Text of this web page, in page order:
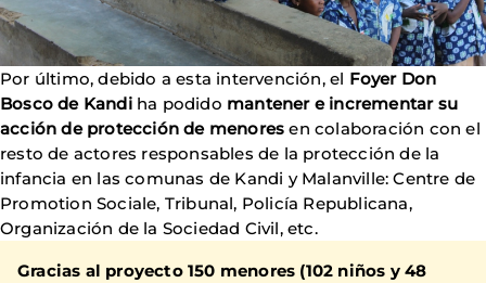
Por último, debido a esta intervención, el Foyer Don
Bosco de Kandi ha podido mantener e incrementar su
acción de protección de menoresen colaboración con el
resto de actores responsables de la protección de la
infancia en las comunas de Kandi y Malanville: Centre de
Promotion Sociale, Tribunal, Policía Republicana,
Organización de la Sociedad Civil, etc.
Gracias al proyecto 150 menores (102 niños y 48